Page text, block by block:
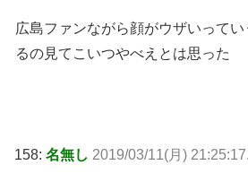
広島ファンながら顔がウザいって
るの見てこいつやべえとは思った
158: 名無し 2019/03/11(月)